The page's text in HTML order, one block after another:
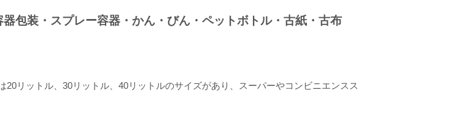
包装・スプレー容器・かん・びん・ペットボトル・古紙・古布
20リットル、30リットル、40リットルのサイズがあり、スーパーやコンビニエンスス